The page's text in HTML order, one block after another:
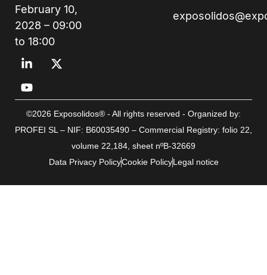
February 10,
2028 – 09:00
to 18:00
©2026 Exposolidos® - All rights reserved - Organized by:
PROFEI SL – NIF: B60035490 – Commercial Registry: folio 22,
volume 22,184, sheet nºB-32669
Data Privacy PolicyCookie PolicyLegal notice